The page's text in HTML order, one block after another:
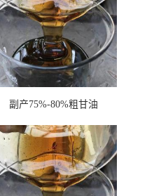
副产75%-80%粗甘油